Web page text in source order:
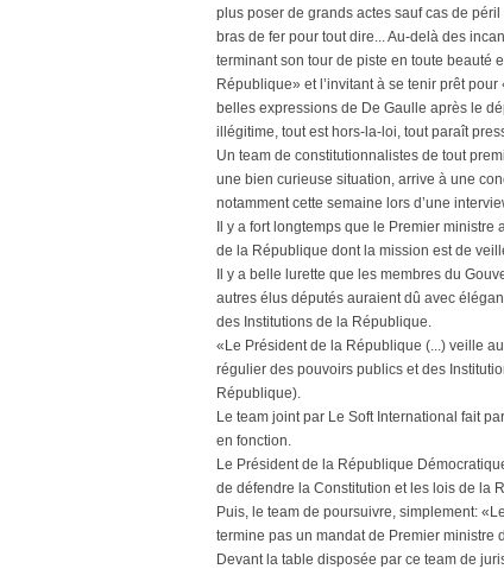
plus poser de grands actes sauf cas de
bras de fer pour tout dire... Au-delà des
terminant son tour de piste en toute beauté
République» et l’invitant à se tenir prêt
belles expressions de De Gaulle après le
illégitime, tout est hors-la-loi, tout paraît
Un team de constitutionnalistes de tout
une bien curieuse situation, arrive à une
notamment cette semaine lors d’une
Il y a fort longtemps que le Premier
de la République dont la mission est de
Il y a belle lurette que les membres du
autres élus députés auraient dû avec
des Institutions de la République.
«Le Président de la République (...) veille
régulier des pouvoirs publics et des
République).
Le team joint par Le Soft International fait
en fonction.
Le Président de la République
de défendre la Constitution et les lois de la
Puis, le team de poursuivre, simplement:
termine pas un mandat de Premier ministre
Devant la table disposée par ce team de